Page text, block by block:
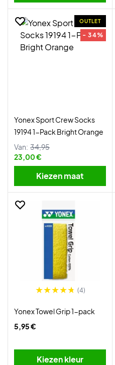
OUTLET
- 34%
Yonex Sport Crew Socks
19194 1-Pack Bright Orange
Van: 34,95
23,00 €
Kiezen maat
(4)
Yonex Towel Grip 1-pack
5,95 €
Kiezen kleur